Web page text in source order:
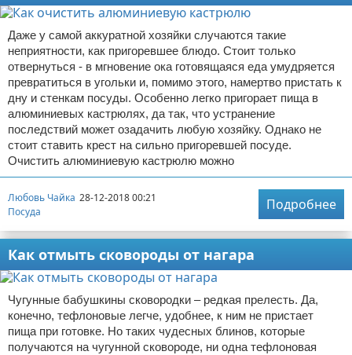
Даже у самой аккуратной хозяйки случаются такие
неприятности, как пригоревшее блюдо. Стоит только
отвернуться - в мгновение ока готовящаяся еда умудряется
превратиться в угольки и, помимо этого, намертво пристать к
дну и стенкам посуды. Особенно легко пригорает пища в
алюминиевых кастрюлях, да так, что устранение
последствий может озадачить любую хозяйку. Однако не
стоит ставить крест на сильно пригоревшей посуде.
Очистить алюминиевую кастрюлю можно
Любовь Чайка 28-12-2018 00:21
Посуда
Подробнее
Как отмыть сковороды от нагара
Чугунные бабушкины сковородки – редкая прелесть. Да,
конечно, тефлоновые легче, удобнее, к ним не пристает
пища при готовке. Но таких чудесных блинов, которые
получаются на чугунной сковороде, ни одна тефлоновая